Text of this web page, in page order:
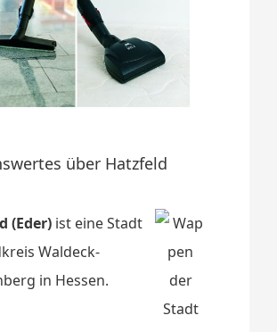
über Hatzfeld
(Eder) ist eine Stadt
Waldeck-
in Hessen.